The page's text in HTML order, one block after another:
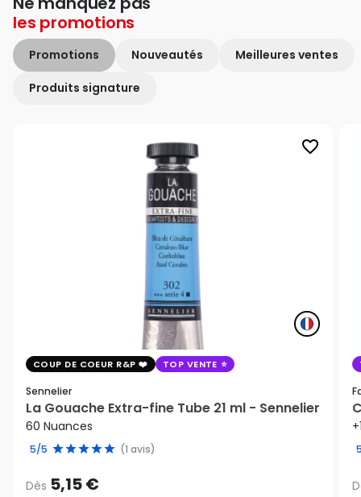
les promotions
Promotions Nouveautés Meilleures ventes
Produits signature
favorite_border
COUP DE COEUR R&P TOP VENTE
Sennelier
La Gouache Extra-fine Tube 21 ml - Sennelier
60 Nuances
5/5 (1 avis)
Dès 5,15 €